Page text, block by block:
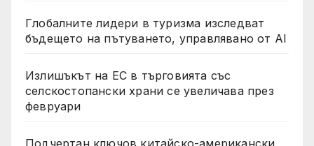
Глобалните лидери в туризма изследват
бъдещето на пътуването, управлявано от AI
Излишъкът на ЕС в търговията със
селскостопански храни се увеличава през
февруари
Подчертан ключов китайско-американски